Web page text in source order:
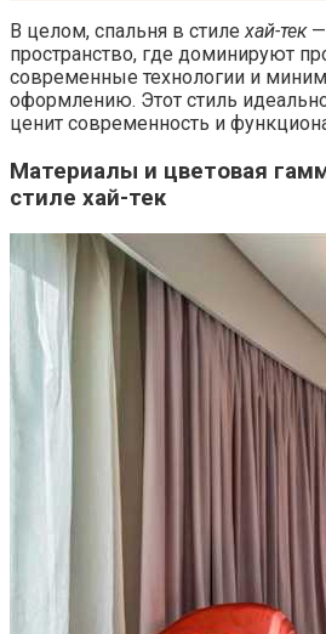
В целом, спальня в стилехай-тек—
пространство, где доминируют
современные технологии и
оформлению. Этот стиль
ценит современность и
Материалы и цветовая
стиле хай-тек